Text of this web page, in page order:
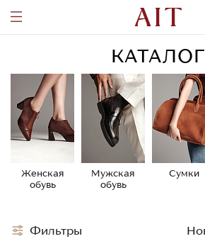
КАТАЛОГ
Женская
обувь
Мужская
обувь
Сумки
Фильтры